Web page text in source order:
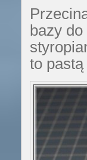
bazy
to